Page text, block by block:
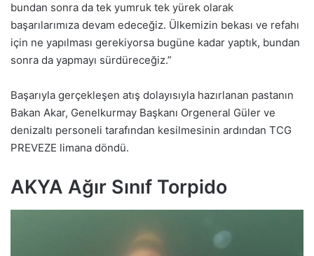
bundan sonra da tek yumruk tek yürek olarak
başarılarımıza devam edeceğiz. Ülkemizin bekası ve refahı
için ne yapılması gerekiyorsa bugüne kadar yaptık, bundan
sonra da yapmayı sürdüreceğiz.”
Başarıyla gerçekleşen atış dolayısıyla hazırlanan pastanın
Bakan Akar, Genelkurmay Başkanı Orgeneral Güler ve
denizaltı personeli tarafından kesilmesinin ardından TCG
PREVEZE limana döndü.
AKYA Ağır Sınıf Torpido